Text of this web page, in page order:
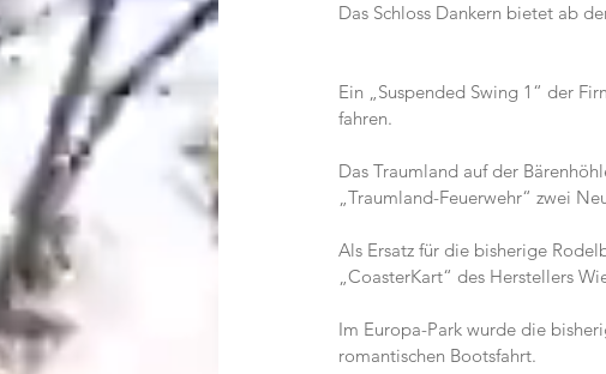
Das Schloss Dankern bietet ab
Ein „Suspended Swing 1“ der
fahren.
Das Traumland auf der
„Traumland-Feuerwehr“ zwei
Als Ersatz für die bisherige
„CoasterKart“ des Herstellers
Im Europa-Park wurde die
romantischen Bootsfahrt.